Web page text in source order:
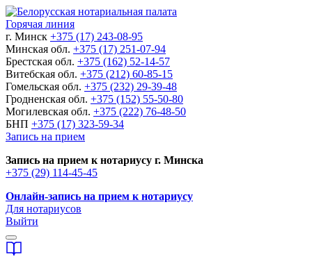
Горячая линия
г. Минск +375 (17) 243-08-95
Минская обл. +375 (17) 251-07-94
Брестская обл. +375 (162) 52-14-57
Витебская обл. +375 (212) 60-85-15
Гомельская обл. +375 (232) 29-39-48
Гродненская обл. +375 (152) 55-50-80
Могилевская обл. +375 (222) 76-48-50
БНП +375 (17) 323-59-34
Запись на прием
Запись на прием к нотариусу г. Минска
+375 (29) 114-45-45
Онлайн-запись на прием к нотариусу
Для нотариусов
Выйти